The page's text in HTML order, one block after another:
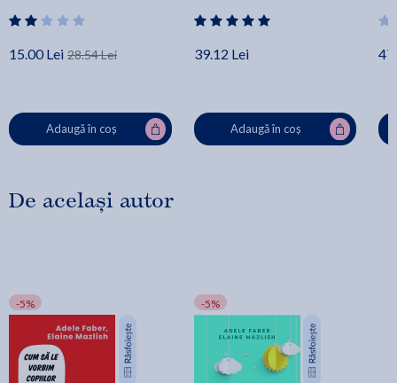
15.00 Lei 28.54 Lei
Adaugă în coș
39.12 Lei
Adaugă în coș
De același autor
-5% -5%